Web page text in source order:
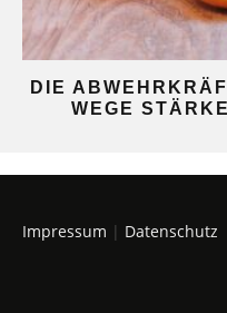
DIE
WEGE
Impressum | Datenschutz